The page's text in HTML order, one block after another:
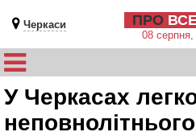
Черкаси ПРО
08 серпня,
У Черкасах
неповнолітнього